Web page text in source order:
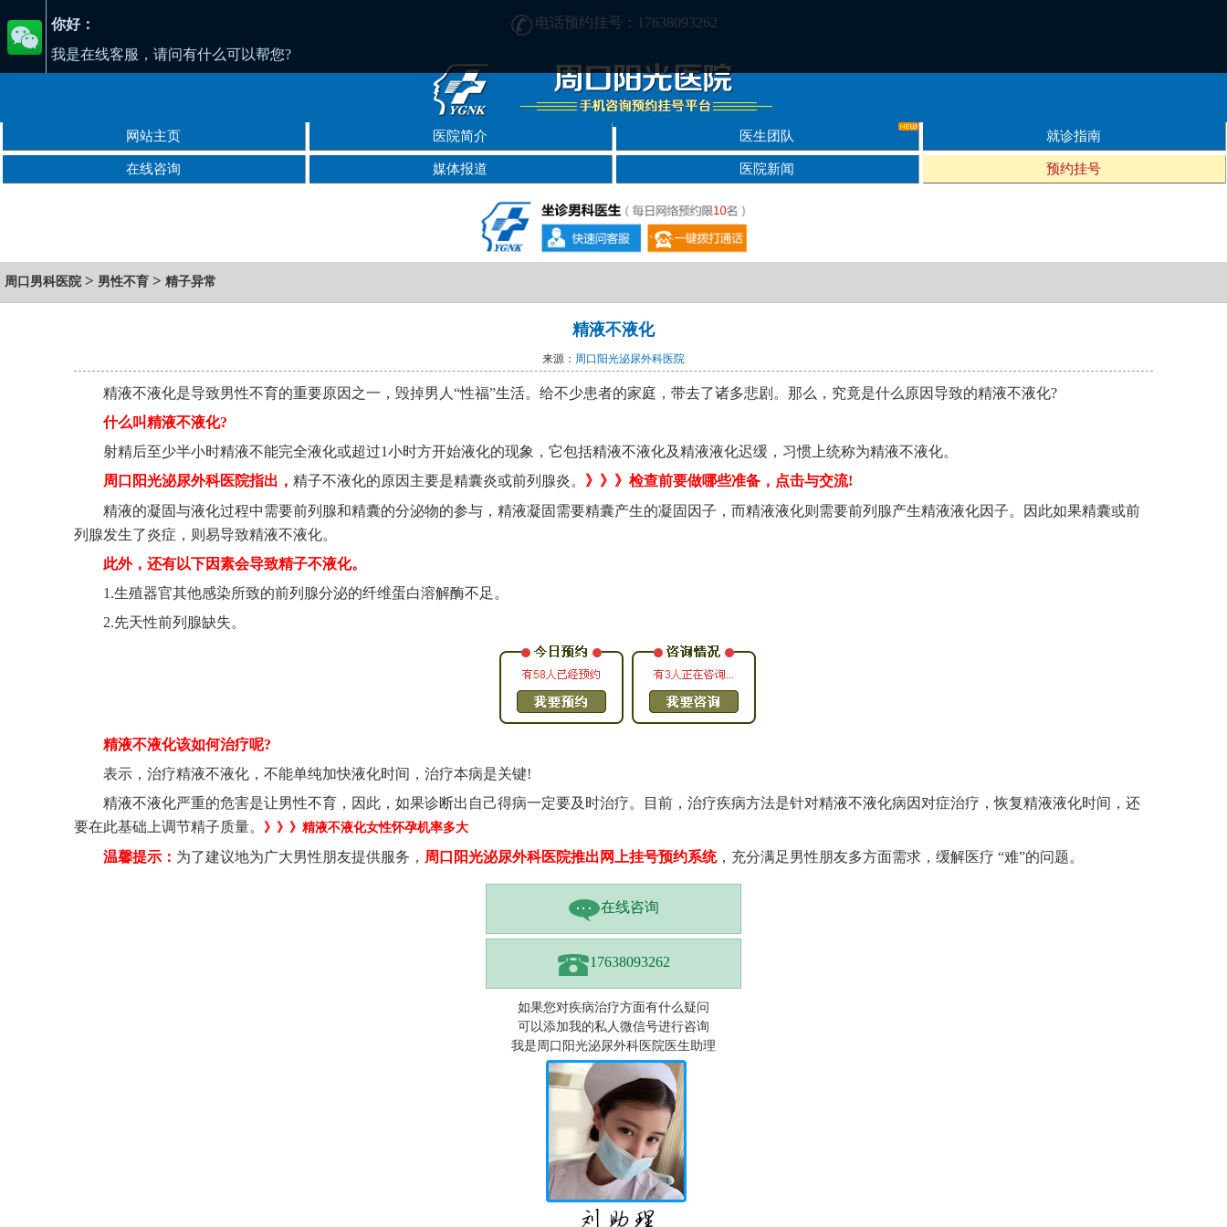
电话预约挂号：17638093262
周口男性疾病哪家医院好-周口2024年男科医院排名-周口男科医院
网站主页 医院简介 医生团队 就诊指南
在线咨询 媒体报道 医院新闻 预约挂号
周口男科医院 > 男性不育 > 精子异常
精液不液化
来源： 周口阳光泌尿外科医院
精液不液化是导致男性不育的重要原因之一，毁掉男人“性福”生活。给不少患者的家庭，带去了诸多悲剧。那么，究竟是什么原因导致的精液不液化?
什么叫精液不液化?
射精后至少半小时精液不能完全液化或超过1小时方开始液化的现象，它包括精液不液化及精液液化迟缓，习惯上统称为精液不液化。
周口阳光泌尿外科医院指出， 精子不液化的原因主要是精囊炎或前列腺炎。 》》》检查前要做哪些准备，点击与交流!
精液的凝固与液化过程中需要前列腺和精囊的分泌物的参与，精液凝固需要精囊产生的凝固因子，而精液液化则需要前列腺产生精液液化因子。因此如果精囊或前
列腺发生了炎症，则易导致精液不液化。
此外，还有以下因素会导致精子不液化。
1.生殖器官其他感染所致的前列腺分泌的纤维蛋白溶解酶不足。
2.先天性前列腺缺失。
精液不液化该如何治疗呢?
表示，治疗精液不液化，不能单纯加快液化时间，治疗本病是关键!
精液不液化严重的危害是让男性不育，因此，如果诊断出自己得病一定要及时治疗。目前，治疗疾病方法是针对精液不液化病因对症治疗，恢复精液液化时间，还
要在此基础上调节精子质量。
》》》精液不液化女性怀孕机率多大
温馨提示： 为了建议地为广大男性朋友提供服务， 周口阳光泌尿外科医院推出网上挂号预约系统，充分满足男性朋友多方面需求，缓解医疗 “难”的问题。
在线咨询
17638093262
如果您对疾病治疗方面有什么疑问
可以添加我的私人微信号进行咨询
我是周口阳光泌尿外科医院医生助理
你好：
我是在线客服，请问有什么可以帮您?